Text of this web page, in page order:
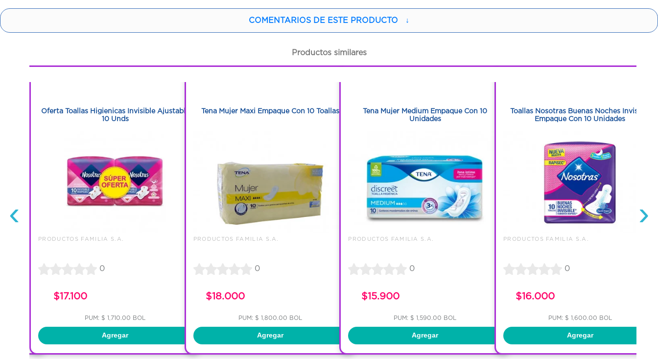
COMENTARIOS DE ESTE PRODUCTO ↓
Productos similares
‹
Oferta Toallas Higienicas Invisible Ajustable
10 Unds
PRODUCTOS FAMILIA S.A.
0
$17.100
PUM: $ 1,710.00 BOL
Agregar
Tena Mujer Maxi Empaque Con 10 Toallas
PRODUCTOS FAMILIA S.A.
0
$18.000
PUM: $ 1,800.00 BOL
Agregar
Tena Mujer Medium Empaque Con 10
Unidades
PRODUCTOS FAMILIA S.A.
0
$15.900
PUM: $ 1,590.00 BOL
Agregar
Toallas Nosotras Buenas Noches Invisible
Empaque Con 10 Unidades
PRODUCTOS FAMILIA S.A.
0
$16.000
PUM: $ 1,600.00 BOL
Agregar
›